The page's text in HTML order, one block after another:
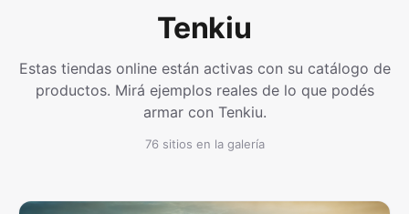
Tenkiu
Estas tiendas online están activas con su catálogo de
productos. Mirá ejemplos reales de lo que podés
armar con Tenkiu.
76 sitios en la galería